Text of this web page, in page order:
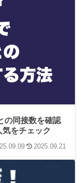
の同接数を確認
をチェック
2025.09.21